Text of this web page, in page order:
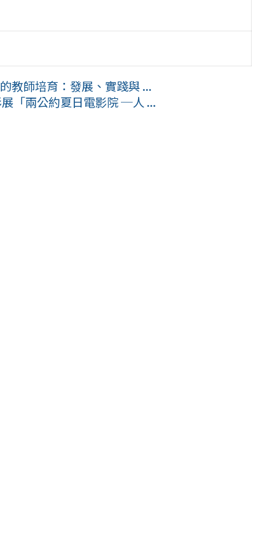
教師培育：發展、實踐與 ...
「兩公約夏日電影院 ─人 ...